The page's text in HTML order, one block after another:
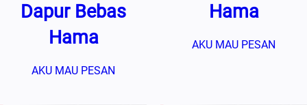
Dapur Bebas
Hama
AKU MAU PESAN
Hama
AKU MAU PESAN